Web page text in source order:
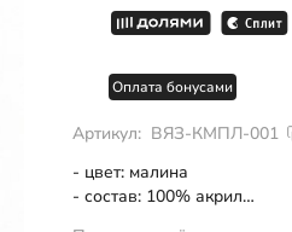
Оплата бонусами
Артикул: ВЯЗ-КМПЛ-001
- цвет: малина
- состав: 100% акрил